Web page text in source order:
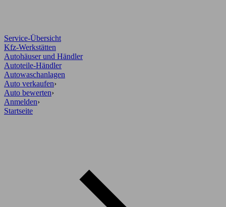
Service-Übersicht
Kfz-Werkstätten
Autohäuser und Händler
Autoteile-Händler
Autowaschanlagen
Auto verkaufen›
Auto bewerten›
Anmelden›
Startseite